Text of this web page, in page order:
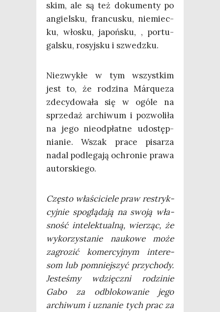
skim, ale są też doku­men­ty po
angiel­sku, fran­cu­sku, nie­miec­
ku, wło­sku, japoń­sku, , por­tu­
gal­sku, rosyj­sku i szwedzku.
Nie­zwy­kłe w tym wszyst­kim
jest to, że rodzi­na Márqu­eza
zde­cy­do­wa­ła się w ogó­le na
sprze­daż archi­wum i pozwo­li­ła
na jego nie­od­płat­ne udo­stęp­
nia­nie. Wszak pra­ce pisa­rza
nadal pod­le­ga­ją ochro­nie pra­wa
autorskiego.
Czę­sto wła­ści­cie­le praw restryk­
cyj­nie spo­glą­da­ją na swo­ją wła­
sność inte­lek­tu­al­ną, wie­rząc, że
wyko­rzy­sta­nie nauko­we może
zagro­zić komer­cyj­nym inte­re­
som lub pomniej­szyć przy­cho­dy.
Jeste­śmy wdzięcz­ni rodzi­nie
Gabo za odblo­ko­wa­nie jego
archi­wum i uzna­nie tych prac za